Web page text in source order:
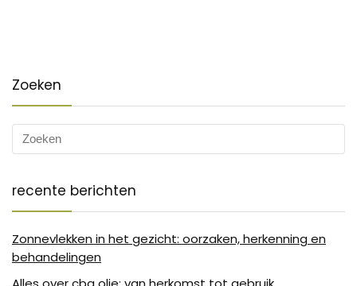
Zoeken
recente berichten
Zonnevlekken in het gezicht: oorzaken, herkenning en
behandelingen